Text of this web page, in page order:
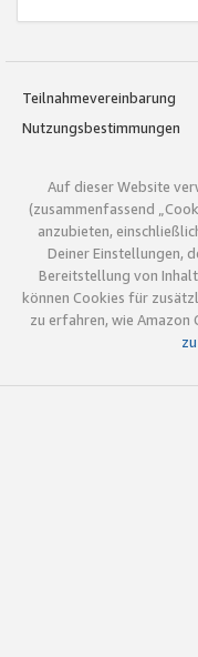
Teilnahmevereinbarung
Nutzungsbestimmungen
Auf dieser Website
(zusammenfassend
anzubieten,
Deiner Einstellungen,
Bereitstellung von
können Cookies für
zu erfahren, wie Amazon